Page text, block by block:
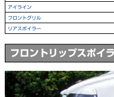
アイライン
フロントグリル
リアスポイラー
フロントリップスポイ